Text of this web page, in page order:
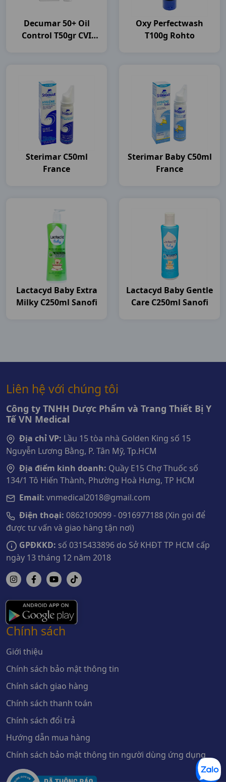
Decumar 50+ Oil
Control T50gr CVI
Oxy Perfectwash
T100g Rohto
Sterimar C50ml
France
Sterimar Baby C50ml
France
Lactacyd Baby Extra
Milky C250ml Sanofi
Lactacyd Baby Gentle
Care C250ml Sanofi
Liên hệ với chúng tôi
Công ty TNHH Dược Phẩm và Trang Thiết Bị Y
Tế VN Medical
Địa chỉ VP: Lầu 15 tòa nhà Golden King số 15
Nguyễn Lương Bằng, P. Tân Mỹ, Tp.HCM
Địa điểm kinh doanh: Quầy E15 Chợ Thuốc số
134/1 Tô Hiến Thành, Phường Hoà Hưng, TP HCM
Email: vnmedical2018@gmail.com
Điện thoại: 0862109099 - 0916977188 (Xin gọi để
được tư vấn và giao hàng tận nơi)
GPĐKKD: số 0315433896 do Sở KHĐT TP HCM cấp
ngày 13 tháng 12 năm 2018
Chính sách
Giới thiệu
Chính sách bảo mật thông tin
Chính sách giao hàng
Chính sách thanh toán
Chính sách đổi trả
Hướng dẫn mua hàng
Chính sách bảo mật thông tin người dùng ứng dụng